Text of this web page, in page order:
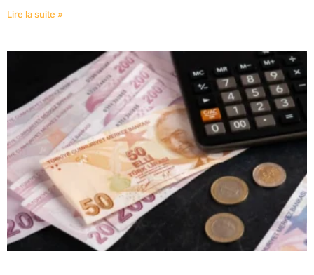
Lire la suite »